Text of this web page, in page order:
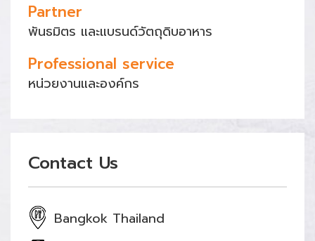
Partner
พันธมิตร และแบรนด์วัตถุดิบอาหาร
Professional service
หน่วยงานและองค์กร
Contact Us
Bangkok Thailand